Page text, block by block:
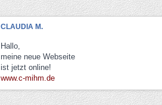
CLAUDIA M.
Hallo,
meine neue Webseite
ist jetzt online!
www.c-mihm.de